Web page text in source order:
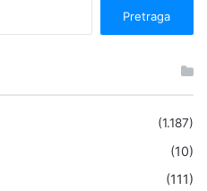
(1.187)
(10)
(111)